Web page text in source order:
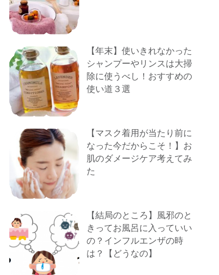
【年末】使いきれなかった
シャンプーやリンスは大掃
除に使うべし！おすすめの
使い道３選
【マスク着用が当たり前に
なった今だからこそ！】お
肌のダメージケア考えてみ
た
【結局のところ】風邪のと
きってお風呂に入っていい
の？インフルエンザの時
は？【どうなの】